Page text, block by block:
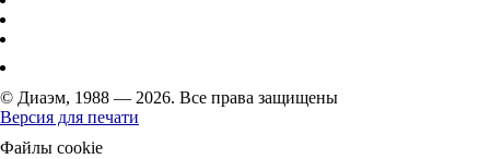
© Диаэм, 1988 — 2026. Все права защищены
Версия для печати
Файлы cookie